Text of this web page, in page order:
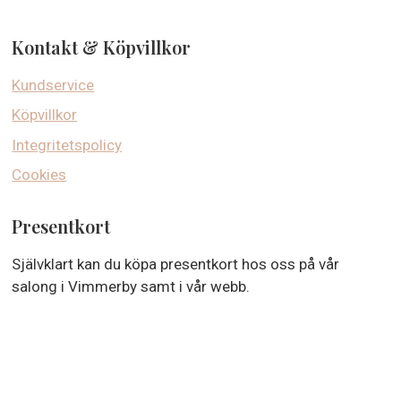
Kontakt & Köpvillkor
Kundservice
Köpvillkor
Integritetspolicy
Cookies
Presentkort
Självklart kan du köpa presentkort hos oss på vår
salong i Vimmerby samt i vår webb.